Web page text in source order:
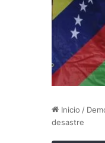
Inicio /
desastre